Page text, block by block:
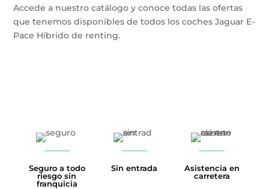
Accede a nuestro catálogo y conoce todas las ofertas
que tenemos disponibles de todos los coches Jaguar E-
Pace Híbrido de renting.
Seguro a todo
riesgo sin
franquicia
Sin entrada
Asistencia en
carretera